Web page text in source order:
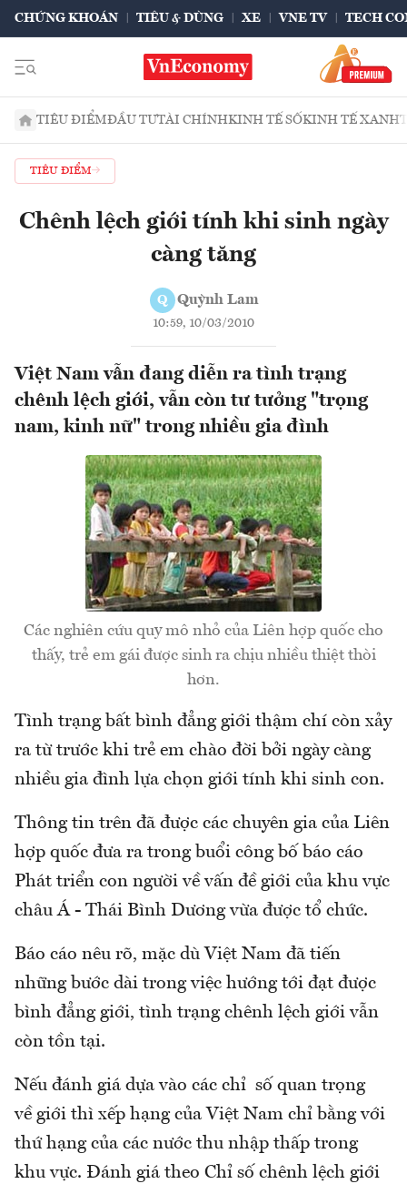
CHỨNG KHOÁN TIÊU & DÙNG XE VNE TV TECH
TIÊU ĐIỂMĐẦU TƯTÀI CHÍNHKINH TẾ SỐKINH TẾ XANH
TIÊU ĐIỂM
Chênh lệch giới tính khi sinh ngày
càng tăng
Q Quỳnh Lam
10:59, 10/03/2010
Việt Nam vẫn đang diễn ra tình trạng
chênh lệch giới, vẫn còn tư tưởng "trọng
nam, kinh nữ" trong nhiều gia đình
Các nghiên cứu quy mô nhỏ của Liên hợp quốc cho
thấy, trẻ em gái được sinh ra chịu nhiều thiệt thòi
hơn.
Tình trạng bất bình đẳng giới thậm chí còn xảy
ra từ trước khi trẻ em chào đời bởi ngày càng
nhiều gia đình lựa chọn giới tính khi sinh con.
Thông tin trên đã được các chuyên gia của Liên
hợp quốc đưa ra trong buổi công bố báo cáo
Phát triển con người về vấn đề giới của khu vực
châu Á - Thái Bình Dương vừa được tổ chức.
Báo cáo nêu rõ, mặc dù Việt Nam đã tiến
những bước dài trong việc hướng tới đạt được
bình đẳng giới, tình trạng chênh lệch giới vẫn
còn tồn tại.
Nếu đánh giá dựa vào các chỉ số quan trọng
về giới thì xếp hạng của Việt Nam chỉ bằng với
thứ hạng của các nước thu nhập thấp trong
khu vực. Đánh giá theo Chỉ số chênh lệch giới